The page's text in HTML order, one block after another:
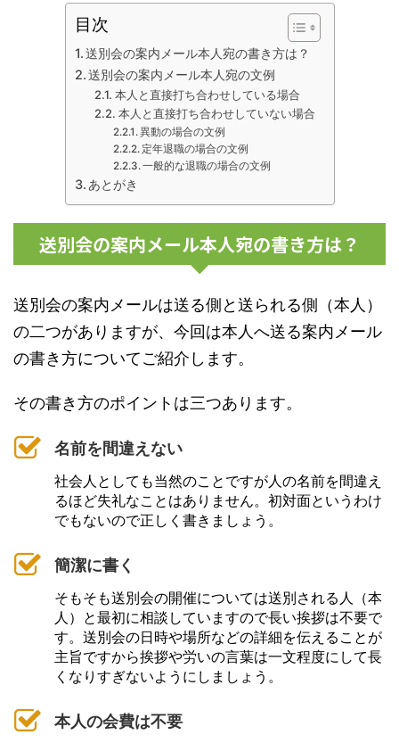
目次
送別会の案内メール本人宛の書き方は？
送別会の案内メール本人宛の文例
本人と直接打ち合わせしている場合
本人と直接打ち合わせしていない場合
異動の場合の文例
定年退職の場合の文例
一般的な退職の場合の文例
あとがき
送別会の案内メール本人宛の書き方は？
送別会の案内メールは送る側と送られる側（本人）
の二つがありますが、今回は本人へ送る案内メール
の書き方についてご紹介します。
その書き方のポイントは三つあります。
名前を間違えない
社会人としても当然のことですが人の名前を間違え
るほど失礼なことはありません。初対面というわけ
でもないので正しく書きましょう。
簡潔に書く
そもそも送別会の開催については送別される人（本
人）と最初に相談していますので長い挨拶は不要で
す。送別会の日時や場所などの詳細を伝えることが
主旨ですから挨拶や労いの言葉は一文程度にして長
くなりすぎないようにしましょう。
本人の会費は不要